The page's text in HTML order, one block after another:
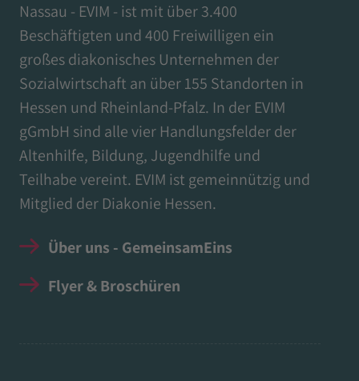
Nassau - EVIM - ist mit über 3.400
Beschäftigten und 400 Freiwilligen ein
großes diakonisches Unternehmen der
Sozialwirtschaft an über 155 Standorten in
Hessen und Rheinland-Pfalz. In der EVIM
gGmbH sind alle vier Handlungsfelder der
Altenhilfe, Bildung, Jugendhilfe und
Teilhabe vereint. EVIM ist gemeinnützig und
Mitglied der Diakonie Hessen.
Über uns - GemeinsamEins
Flyer & Broschüren